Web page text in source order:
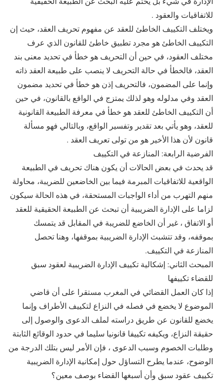
للاتفاقيات والعقود .
ويختلف التكييف الخاطئ للعقد عن مفهوم تحريف العقد، حيث إن
التكييف الخاطئ هو مجرد تطبيق خاطئ للقانون الذي عرف
مختلف العقود، في حين أن التحريف هو خطأ في تحديد معنى بند
العقد، فالخطأ في حالة التحريف لا ينصب على طبيعة العقد ذاته
وإنما على المضمون، فالتحريف إذن هو خطأ في تحديد مضمون
العقد وفي مدلوله وهو لذلك يمتزج في الواقع بالقانون، في حين
أن التكييف الخاطئ للعقد هو خطأ في معرفة الطبيعة القانونية
للعقد، وهو يأتي بعد تقدير وتفسير الواقع، وبالتالي فهو مسألة
قانون لأن هذا الأخير هو من تولى تعريف العقد .
الفرضية الرابعة: المنازعة في التكييف
قد يحدث في بعض الحالات أن يكون هناك تحريف في الطبيعة
الواقعية للاتفاقيات المبرمة فيما بين الخاضعين للضريبة، محاولة
منهم التهرب من أداء الواجبات المستحقة، في هذه الحالة سيكون
لزاما على الإدارة الضريبية أن تبحث عن الطبيعة الحقيقية للعقد
أو الاتفاق ، غير أن الخاضع للضريبة في المقابل قد يتمسك
بموقفه، وقد تتشبث الإدارة الضريبية بموقفها، وهنا تحصل
المنازعة في التكييف.
المبحث الثاني: إشكالية تكييف الإدارة الضريبية لعقود سبق
للقضاء تكييفها
إذا كان العمل القضائي في المغرب مستقرا على أن قاضي
الموضوع لا يخضع في فصله في النزاع لتكييف الأطراف وإنما
يخضع للقانون عن طريق دراسته لملف الدعوى والوصول إلى
حقيقة النزاع، ويكيفه تكييفا قانونيا سليما في حدود الوقائع الثابتة
وطلبات الخصوم وسبب الدعوى ، فإن الأمر ليس بتلك الدرجة من
الوضوح، عندما يطرح التساؤل حول إمكانية الإدارة الضريبية
تكييف عقود سبق وأن أسبغها القضاء بوصف معين؟